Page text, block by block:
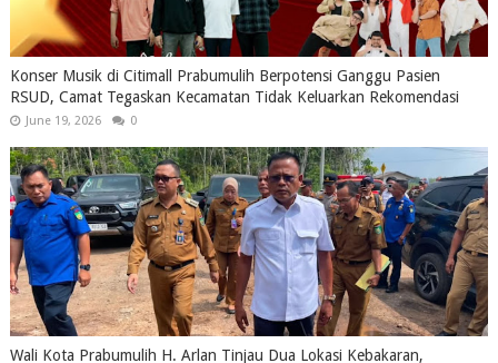
Konser Musik di Citimall Prabumulih Berpotensi Ganggu Pasien
RSUD, Camat Tegaskan Kecamatan Tidak Keluarkan Rekomendasi
June 19, 2026 0
Wali Kota Prabumulih H. Arlan Tinjau Dua Lokasi Kebakaran,